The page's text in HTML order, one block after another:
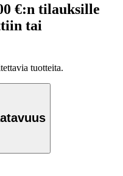
€:n tilauksille
tai
tuotteita.